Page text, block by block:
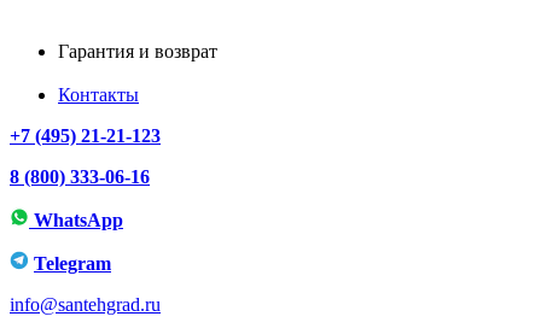
Гарантия и возврат
Контакты
+7 (495) 21-21-123
8 (800) 333-06-16
WhatsApp
Telegram
info@santehgrad.ru